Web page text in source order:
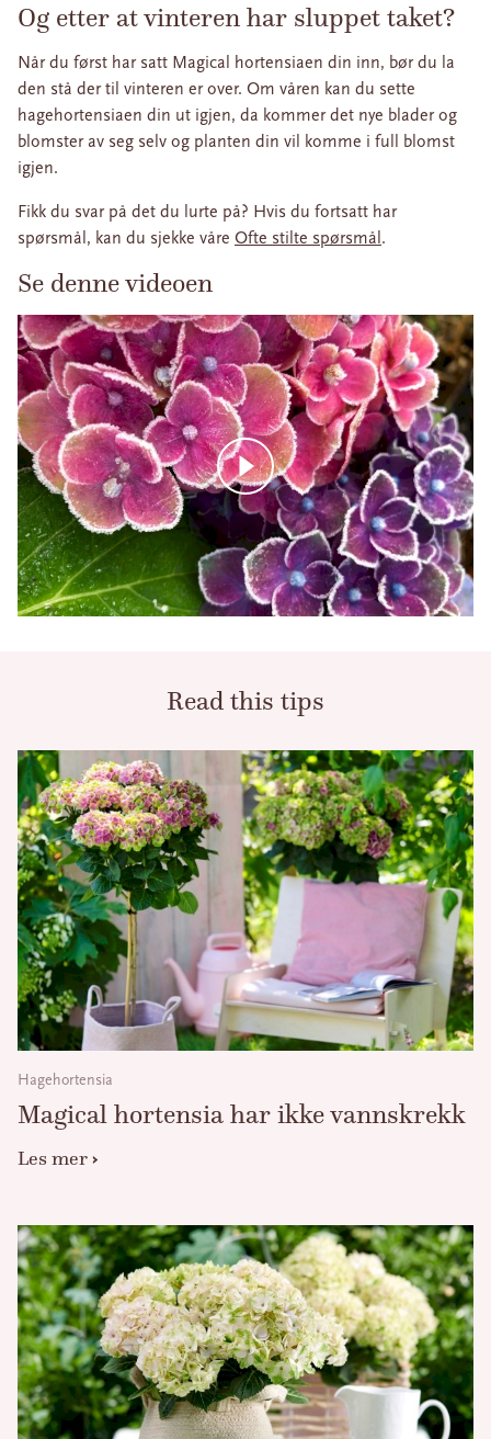
Og etter at vinteren har sluppet taket?
Når du først har satt Magical hortensiaen din inn, bør du la
den stå der til vinteren er over. Om våren kan du sette
hagehortensiaen din ut igjen, da kommer det nye blader og
blomster av seg selv og planten din vil komme i full blomst
igjen.
Fikk du svar på det du lurte på? Hvis du fortsatt har
spørsmål, kan du sjekke våre Ofte stilte spørsmål .
Se denne videoen
Read this tips
Hagehortensia
Magical hortensia har ikke vannskrekk
Les mer